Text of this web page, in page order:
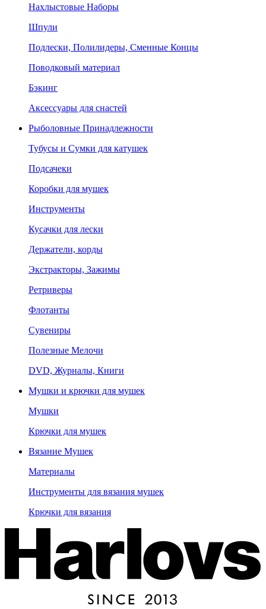
Нахлыстовые Наборы
Шпули
Подлески, Полилидеры, Сменные Концы
Поводковый материал
Бэкинг
Аксессуары для снастей
Рыболовные Принадлежности
Тубусы и Сумки для катушек
Подсачеки
Коробки для мушек
Инструменты
Кусачки для лески
Держатели, корды
Экстракторы, Зажимы
Ретриверы
Флотанты
Сувениры
Полезные Мелочи
DVD, Журналы, Книги
Мушки и крючки для мушек
Мушки
Крючки для мушек
Вязание Мушек
Материалы
Инструменты для вязания мушек
Крючки для вязания